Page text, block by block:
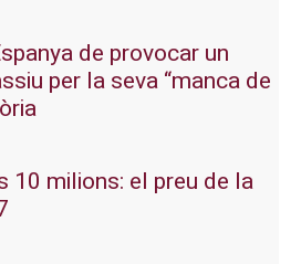
de provocar un
per la seva “manca de
10 milions: el preu de la